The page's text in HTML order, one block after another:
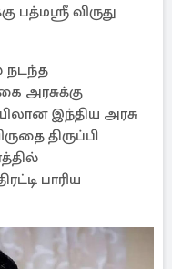
பத்மஸ்ரீ விருது
நடந்த
அரசுக்கு
இந்திய அரசு
திருப்பி
பாரிய